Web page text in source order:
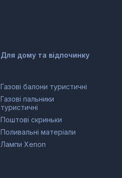
Для дому та відпочинку
Газові балони туристичні
Газові пальники
туристичні
Поштові скриньки
Поливальні матеріали
Лампи Xenon